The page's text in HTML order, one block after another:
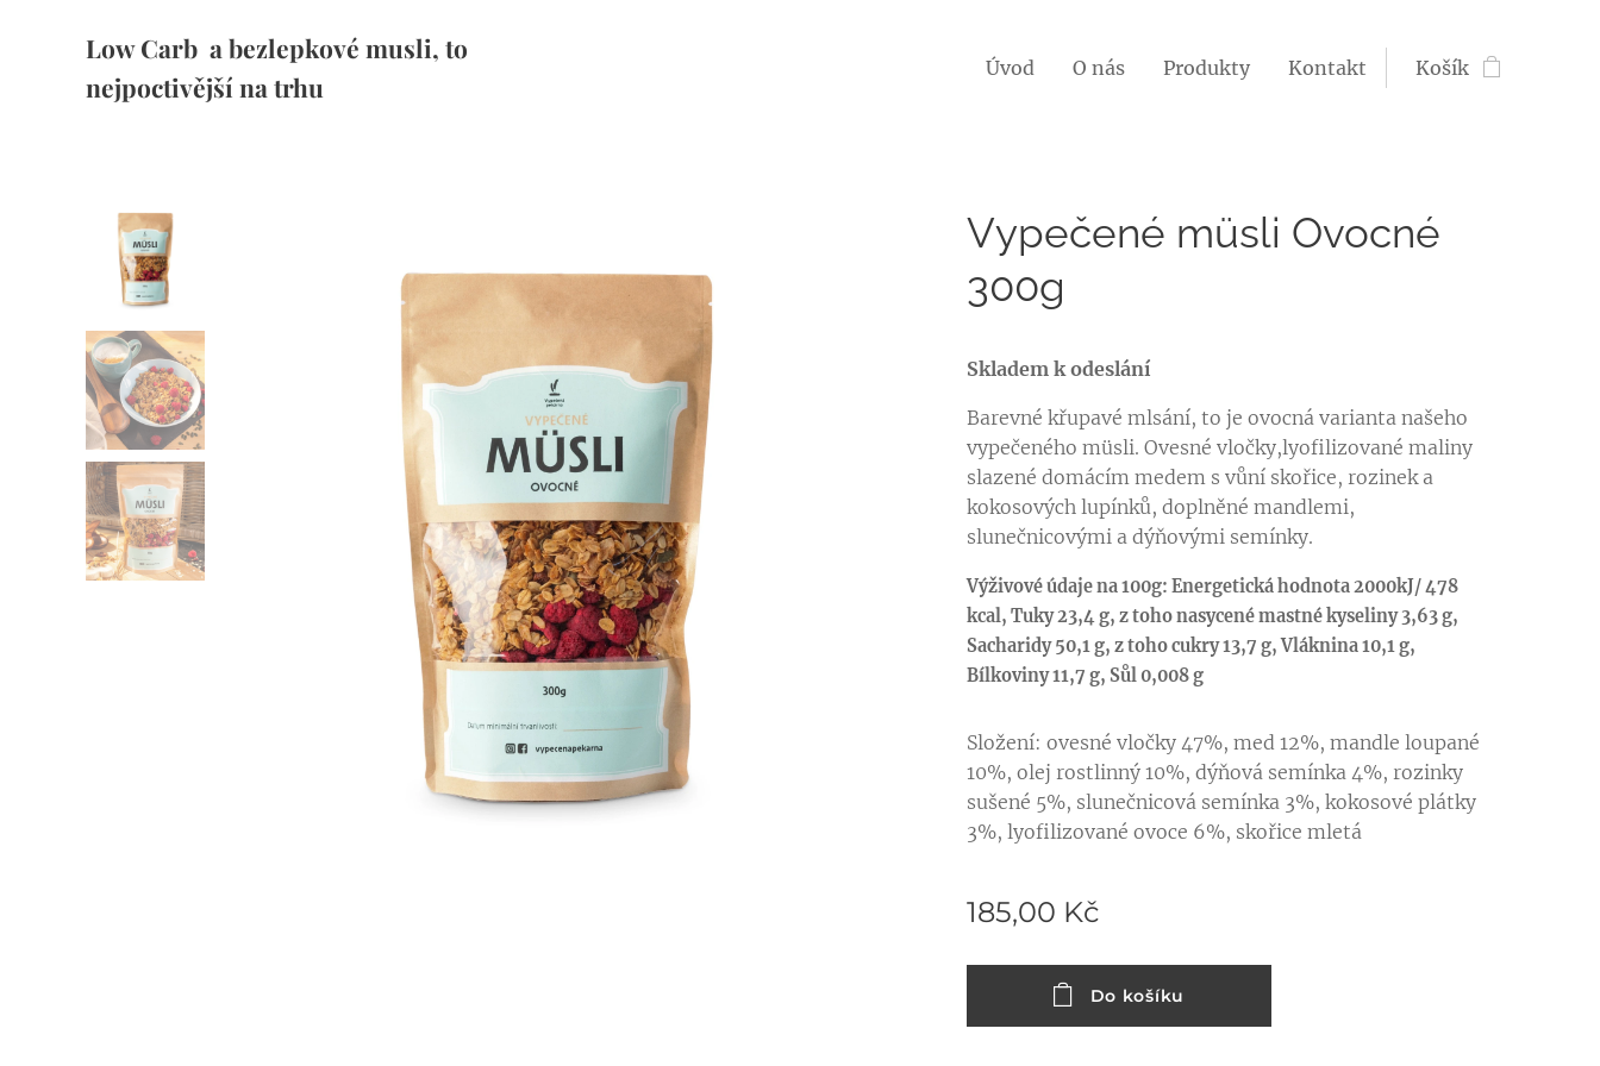
Low Carb a bezlepkové musli, to
nejpoctivější na trhu
Úvod O nás Produkty Kontakt Košík
Vypečené müsli Ovocné
300g
Skladem k odeslání
Barevné křupavé mlsání, to je ovocná varianta našeho
vypečeného müsli. Ovesné vločky,lyofilizované maliny
slazené domácím medem s vůní skořice, rozinek a
kokosových lupínků, doplněné mandlemi,
slunečnicovými a dýňovými semínky.
Výživové údaje na 100g: Energetická hodnota 2000kJ/ 478
kcal, Tuky 23,4 g, z toho nasycené mastné kyseliny 3,63 g,
Sacharidy 50,1 g, z toho cukry 13,7 g, Vláknina 10,1 g,
Bílkoviny 11,7 g, Sůl 0,008 g
Složení: ovesné vločky 47%, med 12%, mandle loupané
10%, olej rostlinný 10%, dýňová semínka 4%, rozinky
sušené 5%, slunečnicová semínka 3%, kokosové plátky
3%, lyofilizované ovoce 6%, skořice mletá
185,00 Kč
Do košíku